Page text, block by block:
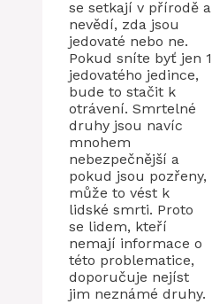
se setkají v přírodě a
nevědí, zda jsou
jedovaté nebo ne.
Pokud sníte byť jen 1
jedovatého jedince,
bude to stačit k
otrávení. Smrtelné
druhy jsou navíc
mnohem
nebezpečnější a
pokud jsou pozřeny,
může to vést k
lidské smrti. Proto
se lidem, kteří
nemají informace o
této problematice,
doporučuje nejíst
jim neznámé druhy.